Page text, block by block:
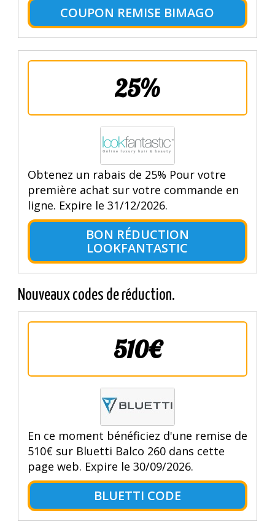
COUPON REMISE BIMAGO
25%
Obtenez un rabais de 25% Pour votre
première achat sur votre commande en
ligne. Expire le 31/12/2026.
BON RÉDUCTION
LOOKFANTASTIC
Nouveaux codes de réduction.
510€
En ce moment bénéficiez d'une remise de
510€ sur Bluetti Balco 260 dans cette
page web. Expire le 30/09/2026.
BLUETTI CODE